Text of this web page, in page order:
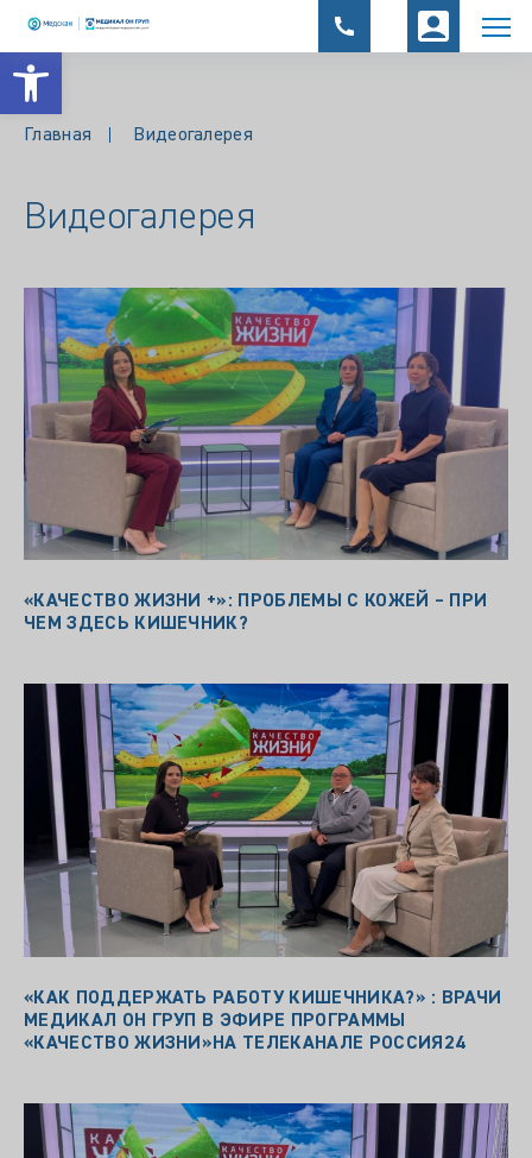
Открыть панель инструментов
Главная Видеогалерея
Видеогалерея
«КАЧЕСТВО ЖИЗНИ +»: ПРОБЛЕМЫ С КОЖЕЙ – ПРИ
ЧЕМ ЗДЕСЬ КИШЕЧНИК?
«КАК ПОДДЕРЖАТЬ РАБОТУ КИШЕЧНИКА?» : ВРАЧИ
МЕДИКАЛ ОН ГРУП В ЭФИРЕ ПРОГРАММЫ
«КАЧЕСТВО ЖИЗНИ»НА ТЕЛЕКАНАЛЕ РОССИЯ24